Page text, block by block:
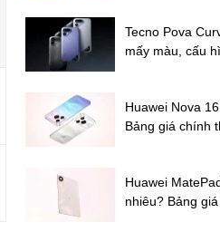
Tecno Pova
mấy màu, cấu
Huawei Nova
Bảng giá chính
Huawei
nhiêu? Bảng